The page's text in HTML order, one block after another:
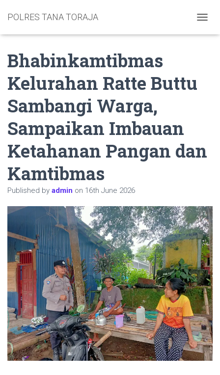
POLRES TANA TORAJA
Bhabinkamtibmas
Kelurahan Ratte Buttu
Sambangi Warga,
Sampaikan Imbauan
Ketahanan Pangan dan
Kamtibmas
Published by admin on 16th June 2026